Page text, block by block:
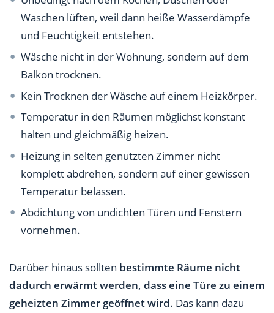
Waschen lüften, weil dann heiße Wasserdämpfe
und Feuchtigkeit entstehen.
Wäsche nicht in der Wohnung, sondern auf dem
Balkon trocknen.
Kein Trocknen der Wäsche auf einem Heizkörper.
Temperatur in den Räumen möglichst konstant
halten und gleichmäßig heizen.
Heizung in selten genutzten Zimmer nicht
komplett abdrehen, sondern auf einer gewissen
Temperatur belassen.
Abdichtung von undichten Türen und Fenstern
vornehmen.
Darüber hinaus sollten bestimmte Räume nicht
dadurch erwärmt werden, dass eine Türe zu einem
geheizten Zimmer geöffnet wird. Das kann dazu